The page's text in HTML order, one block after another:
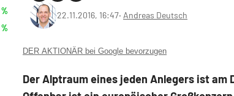
22.11.2016, 16:47‧ Andreas Deutsch
DER AKTIONÄR bei Google bevorzugen
Der Alptraum eines jeden Anlegers ist am
%
%